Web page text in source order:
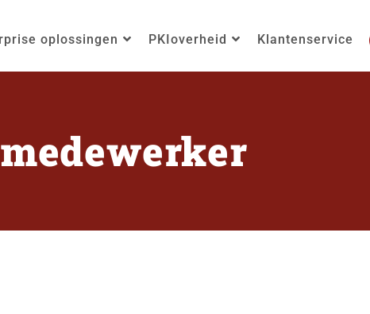
oplossingen PKIoverheid Klantenservice